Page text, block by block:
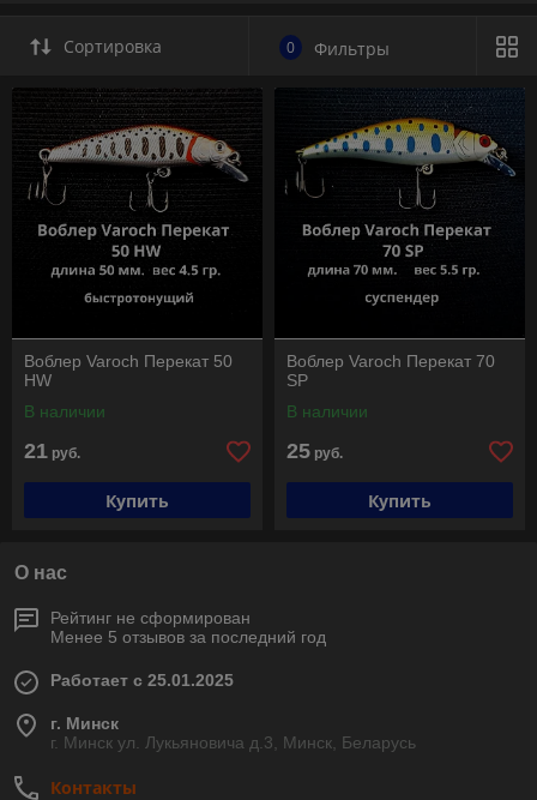
Сортировка 0 Фильтры
Воблер Varoch Перекат 50
HW
В наличии
21 руб.
Купить
Воблер Varoch Перекат 70
SP
В наличии
25 руб.
Купить
О нас
Рейтинг не сформирован
Менее 5 отзывов за последний год
Работает с 25.01.2025
г. Минск
г. Минск ул. Лукьяновича д.3, Минск, Беларусь
Контакты